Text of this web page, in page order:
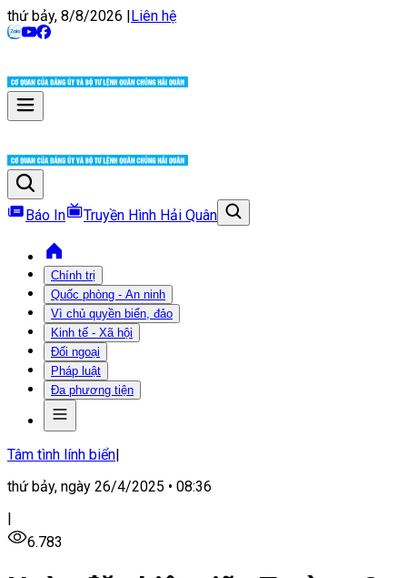
thứ bảy, 8/8/2026 |Liên hệ
Báo In Truyền Hình Hải Quân
Chính trị
Quốc phòng - An ninh
Vì chủ quyền biển, đảo
Kinh tế - Xã hội
Đối ngoại
Pháp luật
Đa phương tiện
Tâm tình lính biển|
thứ bảy, ngày 26/4/2025 • 08:36
|
6.783